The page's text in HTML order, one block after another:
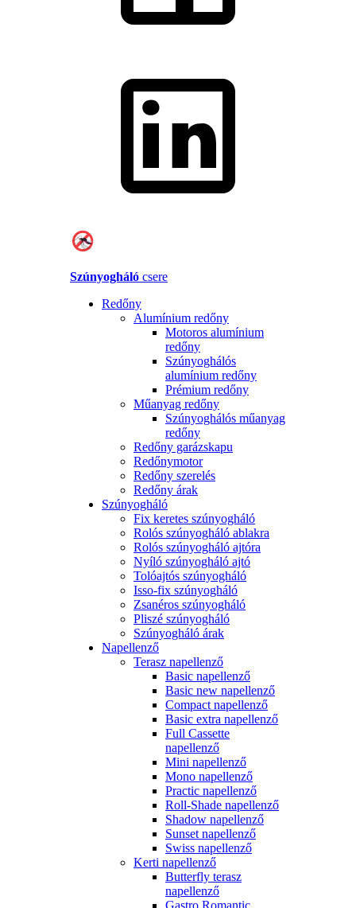
Szúnyogháló csere
Redőny
Alumínium redőny
Motoros alumínium
redőny
Szúnyoghálós
alumínium redőny
Prémium redőny
Műanyag redőny
Szúnyoghálós műanyag
redőny
Redőny garázskapu
Redőnymotor
Redőny szerelés
Redőny árak
Szúnyogháló
Fix keretes szúnyogháló
Rolós szúnyogháló ablakra
Rolós szúnyogháló ajtóra
Nyíló szúnyogháló ajtó
Tolóajtós szúnyogháló
Isso-fix szúnyogháló
Zsanéros szúnyogháló
Pliszé szúnyogháló
Szúnyogháló árak
Napellenző
Terasz napellenző
Basic napellenző
Basic new napellenző
Compact napellenző
Basic extra napellenző
Full Cassette
napellenző
Mini napellenző
Mono napellenző
Practic napellenző
Roll-Shade napellenző
Shadow napellenző
Sunset napellenző
Swiss napellenző
Kerti napellenző
Butterfly terasz
napellenző
Gastro Romantic